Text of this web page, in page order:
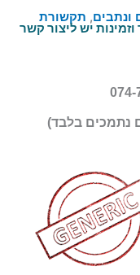
ונתבים, תקשורת
יש ליצור קשר
נתמכים בלבד)